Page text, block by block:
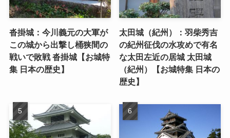
沓掛城：今川義元の大軍が
この城から出撃し桶狭間の
戦いで敗戦 沓掛城【お城特
集 日本の歴史】
太田城（紀州）：羽柴秀吉
の紀州征伐の水攻めで有名
な太田左近の居城 太田城
（紀州）【お城特集 日本の
歴史】